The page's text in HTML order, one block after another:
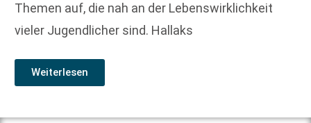
Themen auf, die nah an der Lebenswirklichkeit
vieler Jugendlicher sind. Hallaks
Weiterlesen